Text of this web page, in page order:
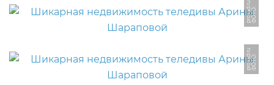
Ф
О
Т
О:
p
r
o
s
a
d.
r
u
Ф
О
Т
О:
p
r
o
s
a
d.
r
u